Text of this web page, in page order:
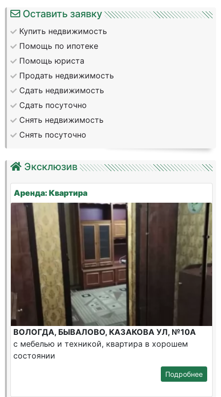
Оставить заявку
Купить недвижимость
Помощь по ипотеке
Помощь юриста
Продать недвижимость
Сдать недвижимость
Сдать посуточно
Снять недвижимость
Снять посуточно
Эксклюзив
Аренда: Квартира
ВОЛОГДА, БЫВАЛОВО, КАЗАКОВА УЛ, №10А
с мебелью и техникой, квартира в хорошем
состоянии
Подробнее